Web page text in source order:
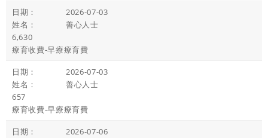
2026-07-03
善心人士
6,630
療育收費-早療療育費
2026-07-03
善心人士
657
療育收費-早療療育費
2026-07-06